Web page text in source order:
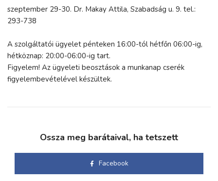
szeptember 29-30. Dr. Makay Attila, Szabadság u. 9. tel.:
293-738
A szolgáltatói ügyelet pénteken 16:00-tól hétfőn 06:00-ig,
hétköznap: 20:00-06:00-ig tart.
Figyelem! Az ügyeleti beosztások a munkanap cserék
figyelembevételével készültek.
Ossza meg barátaival, ha tetszett
Facebook